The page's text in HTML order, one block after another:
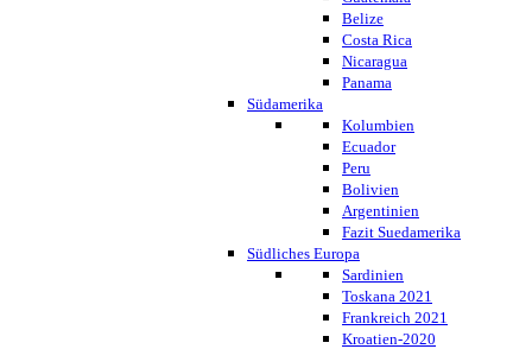
Belize
Costa Rica
Nicaragua
Panama
Südamerika
Kolumbien
Ecuador
Peru
Bolivien
Argentinien
Fazit Suedamerika
Südliches Europa
Sardinien
Toskana 2021
Frankreich 2021
Kroatien-2020